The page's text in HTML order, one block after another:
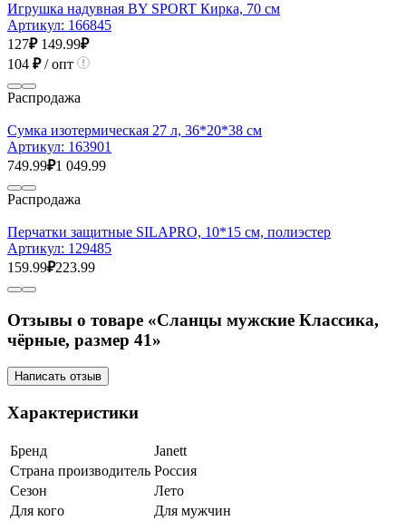
Игрушка надувная BY SPORT Кирка, 70 см
Артикул: 166845
127₽ 149.99₽
104 ₽/ опт
Распродажа
Сумка изотермическая 27 л, 36*20*38 см
Артикул: 163901
749.99₽1 049.99
Распродажа
Перчатки защитные SILAPRO, 10*15 см, полиэстер
Артикул: 129485
159.99₽223.99
Отзывы о товаре «Сланцы мужские Классика,
чёрные, размер 41»
Написать отзыв
Характеристики
Бренд
Janett
Страна производитель Россия
Сезон
Лето
Для кого
Для мужчин